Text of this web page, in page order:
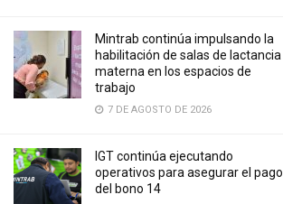
Mintrab continúa impulsando la
habilitación de salas de lactancia
materna en los espacios de
trabajo
7 DE AGOSTO DE 2026
IGT continúa ejecutando
operativos para asegurar el pago
del bono 14